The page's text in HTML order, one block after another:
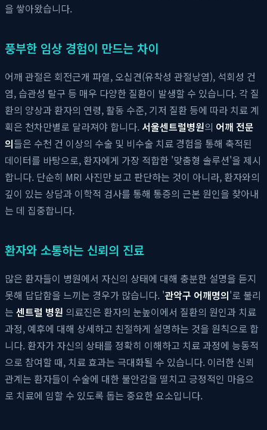
을 쌓아왔습니다.
풍부한 임상 경험이 만드는 차이
어깨 관절은 회전근개 파열, 오십견(유착성 관절낭염), 석회성 건
염, 습관성 탈구 등 매우 다양한 질환이 발생할 수 있습니다. 각 질
환의 양상과 환자의 연령, 활동 수준, 기저 질환 등에 따라 치료 계
획은 천차만별로 달라져야 합니다. 서울센트럴병원의 어깨 전문
의들은 수천 건 이상의 수술 및 비수술 치료 경험을 통해 축적된
데이터를 바탕으로, 환자에게 가장 적합한 '맞춤형 솔루션'을 제시
합니다. 단순히 MRI 사진만 보고 판단하는 것이 아니라, 환자와의
깊이 있는 상담과 이학적 검사를 통해 통증의 근본 원인을 찾아내
는 데 집중합니다.
환자와 소통하는 신뢰의 진료
많은 환자들이 병원에서 자신의 상태에 대해 충분한 설명을 듣지
못해 답답함을 느끼는 경우가 많습니다. '관악구 어깨명의'로 불리
는 센트럴 병원 의료진은 환자의 눈높이에서 질환의 원인과 치료
과정, 예후에 대해 상세하고 친절하게 설명하는 것을 원칙으로 합
니다. 환자가 자신의 상태를 정확히 이해하고 치료 과정에 능동적
으로 참여할 때, 치료 효과는 극대화될 수 있습니다. 이러한 신뢰
관계는 환자들이 수술에 대한 불안감을 떨치고 긍정적인 마음으
로 치료에 임할 수 있도록 돕는 중요한 요소입니다.